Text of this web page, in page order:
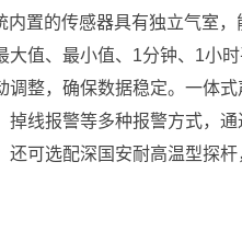
置的传感器具有独立气室
值、最小值、1分钟、1小
整，确保数据稳定。一体
线报警等多种报警方式，
还可选配深国安耐高温型探